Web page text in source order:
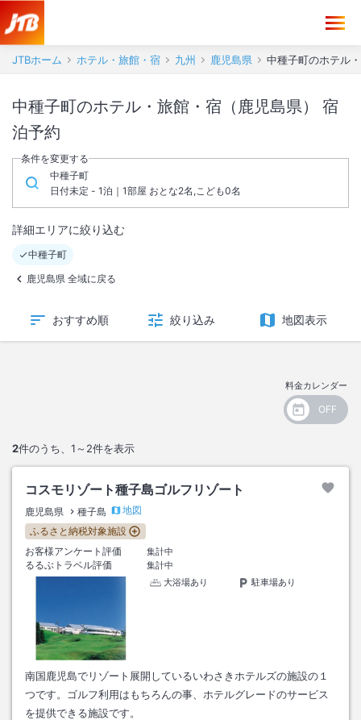
JTBホーム ホテル・旅館・宿 九州 鹿児島県 中種子町のホテル
中種子町のホテル・旅館・宿（鹿児島県） 宿
泊予約
条件を変更する
中種子町
日付未定 - 1泊｜1部屋 おとな2名,こども0名
詳細エリアに絞り込む
中種子町
鹿児島県 全域に戻る
おすすめ順 絞り込み 地図表示
料金カレンダー
2件のうち、 1～2件を表示
コスモリゾート種子島ゴルフリゾート
鹿児島県 種子島
地図
ふるさと納税対象施設
お客様アンケート評価
集計中
るるぶトラベル評価
集計中
大浴場あり
駐車場あり
南国鹿児島でリゾート展開しているいわさきホテルズの施設の１
つです。ゴルフ利用はもちろんの事、ホテルグレードのサービス
を提供できる施設です。